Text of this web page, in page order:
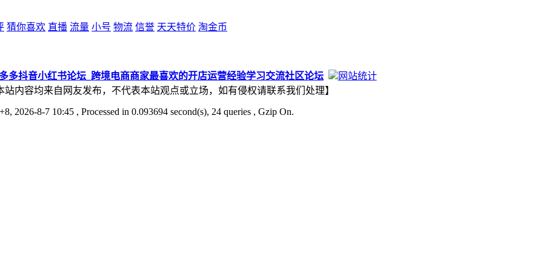
猜你喜欢 直播 流量 小号 物流 信誉 天天特价 淘金币
多抖音小红书论坛_跨境电商商家最喜欢的开店运营经验学习交流社区论坛
网站统计
站内容均来自网友发布，不代表本站观点或立场，如有侵权请联系我们处理】
2026-8-7 10:45 , Processed in 0.093694 second(s), 24 queries , Gzip On.